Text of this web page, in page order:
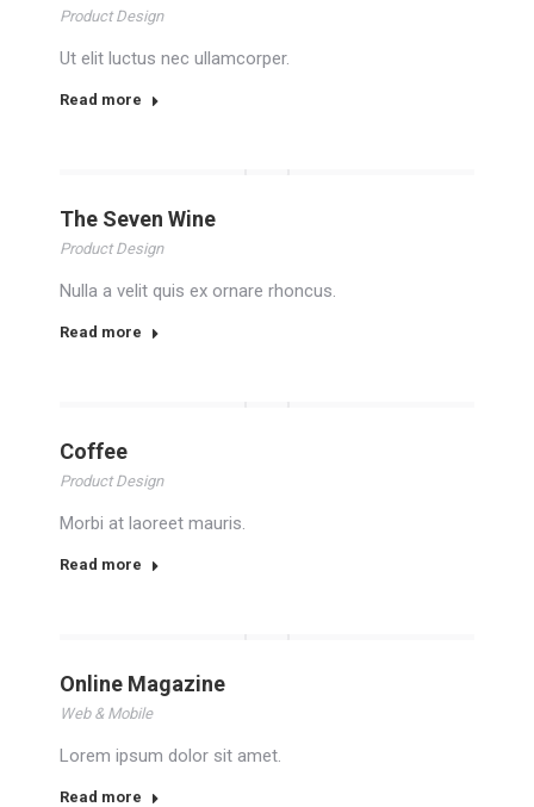
Product Design
Ut elit luctus nec ullamcorper.
Read more
The Seven Wine
Product Design
Nulla a velit quis ex ornare rhoncus.
Read more
Coffee
Product Design
Morbi at laoreet mauris.
Read more
Online Magazine
Web & Mobile
Lorem ipsum dolor sit amet.
Read more